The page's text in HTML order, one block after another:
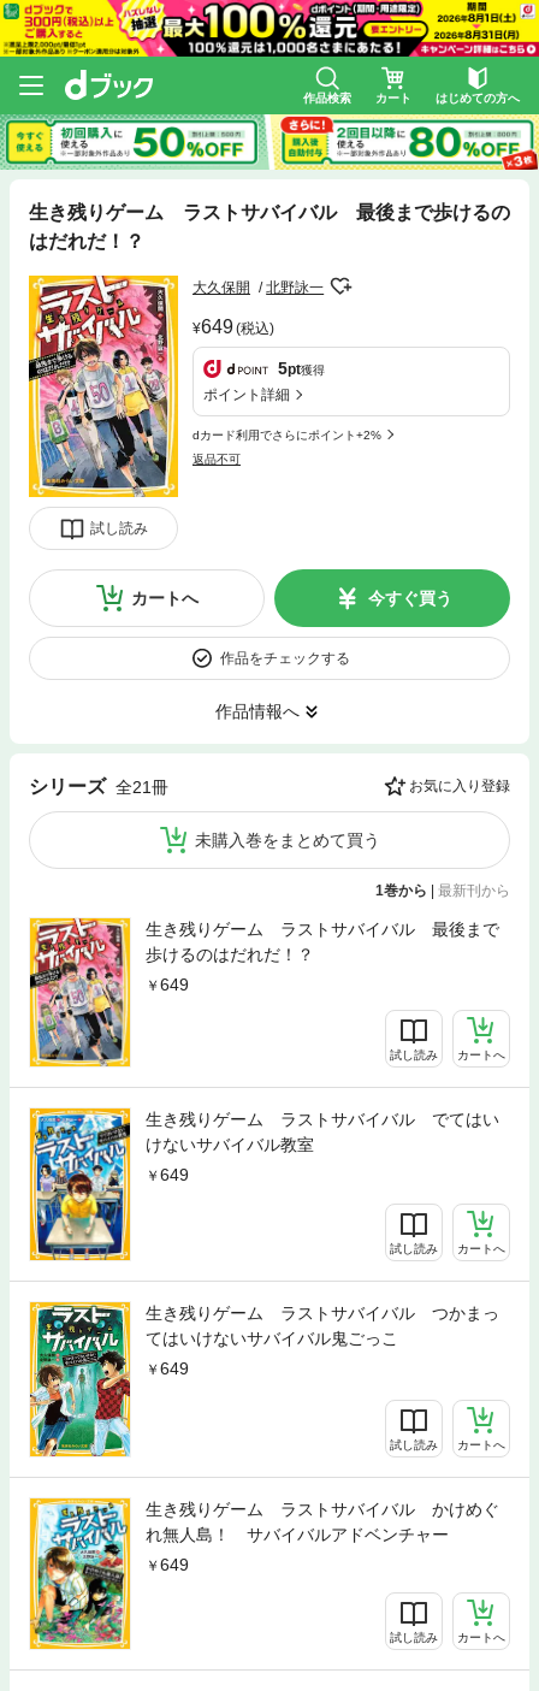
作品検索 カート はじめての方へ
生き残りゲーム ラストサバイバル 最後まで歩けるの
はだれだ！？
試し読み
大久保開 北野詠一
649(税込)
5pt獲得
ポイント詳細
dカード利用でさらにポイント+2%
返品不可
カートへ 今すぐ買う
作品をチェックする
作品情報へ
シリーズ 全21冊 お気に入り登録
未購入巻をまとめて買う
1巻から | 最新刊から
生き残りゲーム ラストサバイバル 最後まで
歩けるのはだれだ！？
649
試し読み カートへ
生き残りゲーム ラストサバイバル でてはい
けないサバイバル教室
649
試し読み カートへ
生き残りゲーム ラストサバイバル つかまっ
てはいけないサバイバル鬼ごっこ
649
試し読み カートへ
生き残りゲーム ラストサバイバル かけめぐ
れ無人島！ サバイバルアドベンチャー
649
試し読み カートへ